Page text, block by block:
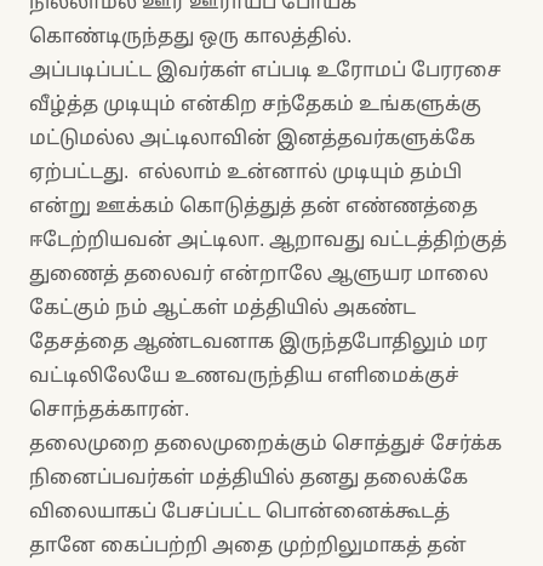
கொண்டிருந்தது ஒரு காலத்தில்.
அப்படிப்பட்ட இவர்கள் எப்படி உரோமப் பேரரசை
வீழ்த்த முடியும் என்கிற சந்தேகம் உங்களுக்கு
மட்டுமல்ல அட்டிலாவின் இனத்தவர்களுக்கே
ஏற்பட்டது. எல்லாம் உன்னால் முடியும் தம்பி
என்று ஊக்கம் கொடுத்துத் தன் எண்ணத்தை
ஈடேற்றியவன் அட்டிலா. ஆறாவது வட்டத்திற்குத்
துணைத் தலைவர் என்றாலே ஆளுயர மாலை
கேட்கும் நம் ஆட்கள் மத்தியில் அகண்ட
தேசத்தை ஆண்டவனாக இருந்தபோதிலும் மர
வட்டிலிலேயே உணவருந்திய எளிமைக்குச்
சொந்தக்காரன்.
தலைமுறை தலைமுறைக்கும் சொத்துச் சேர்க்க
நினைப்பவர்கள் மத்தியில் தனது தலைக்கே
விலையாகப் பேசப்பட்ட பொன்னைக்கூடத்
தானே கைப்பற்றி அதை முற்றிலுமாகத் தன்